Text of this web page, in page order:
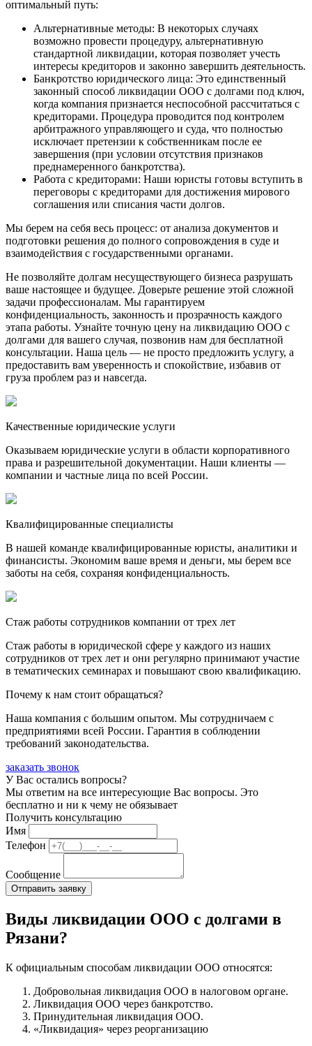
оптимальный путь:
Альтернативные методы: В некоторых случаях
возможно провести процедуру, альтернативную
стандартной ликвидации, которая позволяет учесть
интересы кредиторов и законно завершить деятельность.
Банкротство юридического лица: Это единственный
законный способ ликвидации ООО с долгами под ключ,
когда компания признается неспособной рассчитаться с
кредиторами. Процедура проводится под контролем
арбитражного управляющего и суда, что полностью
исключает претензии к собственникам после ее
завершения (при условии отсутствия признаков
преднамеренного банкротства).
Работа с кредиторами: Наши юристы готовы вступить в
переговоры с кредиторами для достижения мирового
соглашения или списания части долгов.
Мы берем на себя весь процесс: от анализа документов и
подготовки решения до полного сопровождения в суде и
взаимодействия с государственными органами.
Не позволяйте долгам несуществующего бизнеса разрушать
ваше настоящее и будущее. Доверьте решение этой сложной
задачи профессионалам. Мы гарантируем
конфиденциальность, законность и прозрачность каждого
этапа работы. Узнайте точную цену на ликвидацию ООО с
долгами для вашего случая, позвонив нам для бесплатной
консультации. Наша цель — не просто предложить услугу, а
предоставить вам уверенность и спокойствие, избавив от
груза проблем раз и навсегда.
Качественные юридические услуги
Оказываем юридические услуги в области корпоративного
права и разрешительной документации. Наши клиенты —
компании и частные лица по всей России.
Квалифицированные специалисты
В нашей команде квалифицированные юристы, аналитики и
финансисты. Экономим ваше время и деньги, мы берем все
заботы на себя, сохраняя конфиденциальность.
Стаж работы сотрудников компании от трех лет
Стаж работы в юридической сфере у каждого из наших
сотрудников от трех лет и они регулярно принимают участие
в тематических семинарах и повышают свою квалификацию.
Почему к нам стоит обращаться?
Наша компания с большим опытом. Мы сотрудничаем с
предприятиями всей России. Гарантия в соблюдении
требований законодательства.
заказать звонок
У Вас остались вопросы?
Мы ответим на все интересующие Вас вопросы. Это
бесплатно и ни к чему не обязывает
Получить консультацию
Имя
Телефон
Сообщение
Виды ликвидации ООО с долгами в
Рязани?
К официальным способам ликвидации ООО относятся:
Добровольная ликвидация ООО в налоговом органе.
Ликвидация ООО через банкротство.
Принудительная ликвидация ООО.
«Ликвидация» через реорганизацию